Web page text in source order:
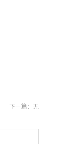
下一篇：无